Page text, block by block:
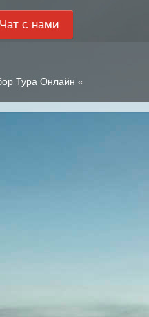
Чат с нами
Тура Онлайн «